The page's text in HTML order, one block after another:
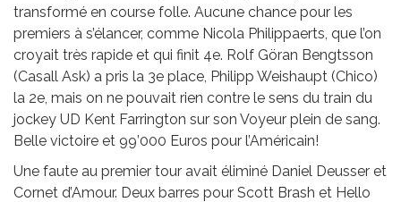
transformé en course folle. Aucune chance pour les
premiers à s’élancer, comme Nicola Philippaerts, que l’on
croyait très rapide et qui finit 4e. Rolf Göran Bengtsson
(Casall Ask) a pris la 3e place, Philipp Weishaupt (Chico)
la 2e, mais on ne pouvait rien contre le sens du train du
jockey UD Kent Farrington sur son Voyeur plein de sang.
Belle victoire et 99’000 Euros pour l’Américain!
Une faute au premier tour avait éliminé Daniel Deusser et
Cornet d’Amour. Deux barres pour Scott Brash et Hello